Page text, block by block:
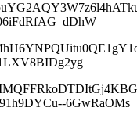
6GwRaOMs